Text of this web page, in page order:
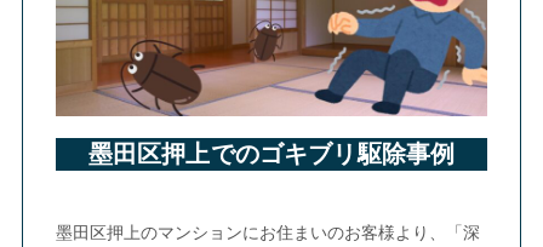
墨田区押上でのゴキブリ駆除事例
墨田区押上のマンションにお住まいのお客様より、「深